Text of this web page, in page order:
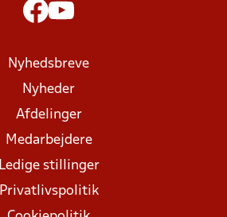
Nyhedsbreve
Nyheder
Afdelinger
Medarbejdere
Ledige stillinger
Privatlivspolitik